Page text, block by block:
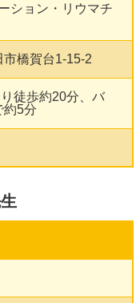
ション・リウマチ
橋賀台1-15-2
徒歩約20分、バ
約5分